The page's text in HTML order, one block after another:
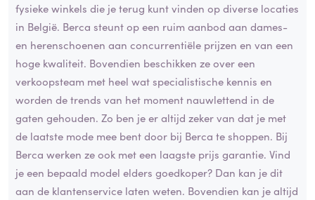
fysieke winkels die je terug kunt vinden op diverse locaties
in België. Berca steunt op een ruim aanbod aan dames-
en herenschoenen aan concurrentiële prijzen en van een
hoge kwaliteit. Bovendien beschikken ze over een
verkoopsteam met heel wat specialistische kennis en
worden de trends van het moment nauwlettend in de
gaten gehouden. Zo ben je er altijd zeker van dat je met
de laatste mode mee bent door bij Berca te shoppen. Bij
Berca werken ze ook met een laagste prijs garantie. Vind
je een bepaald model elders goedkoper? Dan kan je dit
aan de klantenservice laten weten. Bovendien kan je altijd